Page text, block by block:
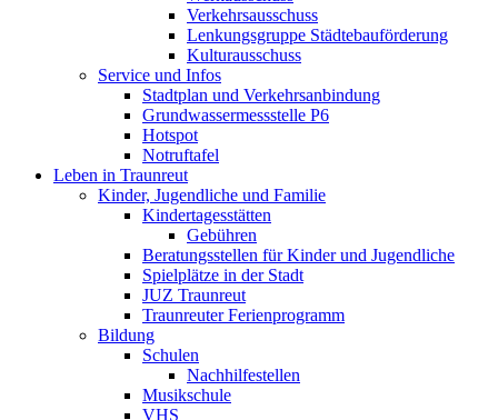
Verkehrsausschuss
Lenkungsgruppe Städtebauförderung
Kulturausschuss
Service und Infos
Stadtplan und Verkehrsanbindung
Grundwassermessstelle P6
Hotspot
Notruftafel
Leben in Traunreut
Kinder, Jugendliche und Familie
Kindertagesstätten
Gebühren
Beratungsstellen für Kinder und Jugendliche
Spielplätze in der Stadt
JUZ Traunreut
Traunreuter Ferienprogramm
Bildung
Schulen
Nachhilfestellen
Musikschule
VHS